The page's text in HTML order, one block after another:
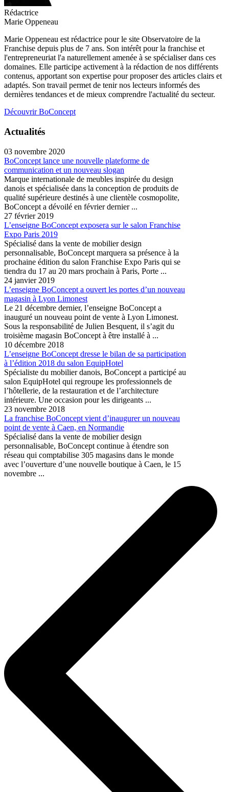
Rédactrice
Marie Oppeneau
Marie Oppeneau est rédactrice pour le site Observatoire de la
Franchise depuis plus de 7 ans. Son intérêt pour la franchise et
l'entrepreneuriat l'a naturellement amenée à se spécialiser dans ces
domaines. Elle participe activement à la rédaction de nos différents
contenus, apportant son expertise pour proposer des articles clairs et
adaptés. Son travail permet de tenir nos lecteurs informés des
dernières tendances et de mieux comprendre l'actualité du secteur.
Découvrir BoConcept
Actualités
03 novembre 2020
BoConcept lance une nouvelle plateforme de
communication et un nouveau slogan
Marque internationale de meubles inspirée du design
danois et spécialisée dans la conception de produits de
qualité supérieure destinés à une clientèle cosmopolite,
BoConcept a dévoilé en février dernier ...
27 février 2019
L’enseigne BoConcept exposera sur le salon Franchise
Expo Paris 2019
Spécialisé dans la vente de mobilier design
personnalisable, BoConcept marquera sa présence à la
prochaine édition du salon Franchise Expo Paris qui se
tiendra du 17 au 20 mars prochain à Paris, Porte ...
24 janvier 2019
L’enseigne BoConcept a ouvert les portes d’un nouveau
magasin à Lyon Limonest
Le 21 décembre dernier, l’enseigne BoConcept a
inauguré un nouveau point de vente à Lyon Limonest.
Sous la responsabilité de Julien Besquent, il s’agit du
troisième magasin BoConcept à être installé à ...
10 décembre 2018
L’enseigne BoConcept dresse le bilan de sa participation
à l’édition 2018 du salon EquipHotel
Spécialiste du mobilier danois, BoConcept a participé au
salon EquipHotel qui regroupe les professionnels de
l’hôtellerie, de la restauration et de l’architecture
intérieure. Une occasion pour les dirigeants ...
23 novembre 2018
La franchise BoConcept vient d’inaugurer un nouveau
point de vente à Caen, en Normandie
Spécialisé dans la vente de mobilier design
personnalisable, BoConcept continue à étendre son
réseau qui comptabilise 305 magasins dans le monde
avec l’ouverture d’une nouvelle boutique à Caen, le 15
novembre ...